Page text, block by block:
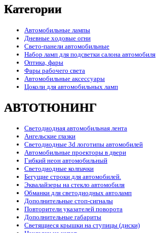
Категории
Автомобильные лампы
Дневные ходовые огни
Свето-панели автомобильные
Набор ламп для подсветки салона автомобиля
Оптика, фары
Фары рабочего света
Автомобильные аксессуары
Цоколи для автомобильных ламп
АВТОТЮНИНГ
Светодиодная автомобильная лента
Ангельские глазки
Светодиодные 3d логотипы автомобилей
Автомобильные проекторы в двери
Гибкий неон автомобильный
Светодиодные колпачки
Бегущие строки для автомобилей.
Эквалайзеры на стекло автомобиля
Обманки для светодиодных автоламп
Дополнительные стоп-сигналы
Повторители указателей поворота
Дополнительные габариты
Светящиеся крышки на ступицы (диски)